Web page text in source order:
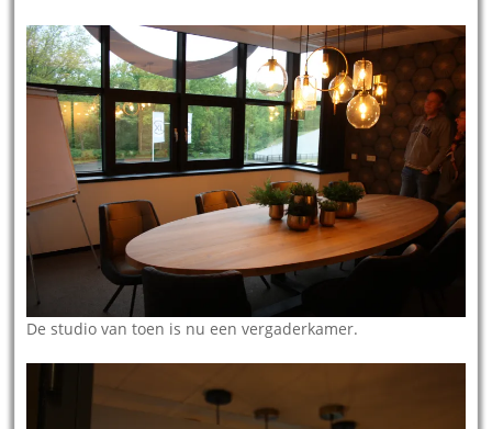
De studio van toen is nu een vergaderkamer.